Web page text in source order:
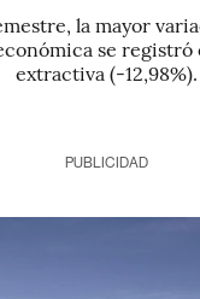
la mayor
se registró
extractiva (-12,98%).
PUBLICIDAD